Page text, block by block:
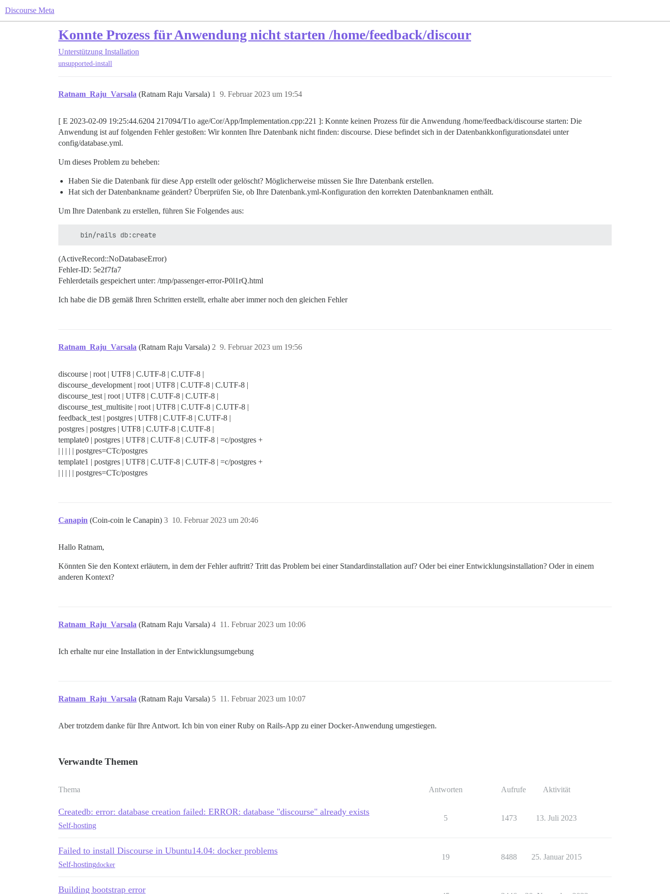
Discourse Meta
Konnte Prozess für Anwendung nicht starten /home/feedback/discour
Unterstützung Installation
unsupported-install
Ratnam_Raju_Varsala (Ratnam Raju Varsala) 9. Februar 2023 um 19:54
1
[ E 2023-02-09 19:25:44.6204 217094/T1o age/Cor/App/Implementation.cpp:221 ]: Konnte keinen Prozess für die Anwendung /home/feedback/discourse starten: Die
Anwendung ist auf folgenden Fehler gestoßen: Wir konnten Ihre Datenbank nicht finden: discourse. Diese befindet sich in der Datenbankkonfigurationsdatei unter
config/database.yml.
Um dieses Problem zu beheben:
Haben Sie die Datenbank für diese App erstellt oder gelöscht? Möglicherweise müssen Sie Ihre Datenbank erstellen.
Hat sich der Datenbankname geändert? Überprüfen Sie, ob Ihre Datenbank.yml-Konfiguration den korrekten Datenbanknamen enthält.
Um Ihre Datenbank zu erstellen, führen Sie Folgendes aus:
(ActiveRecord::NoDatabaseError)
Fehler-ID: 5e2f7fa7
Fehlerdetails gespeichert unter: /tmp/passenger-error-P0l1rQ.html
Ich habe die DB gemäß Ihren Schritten erstellt, erhalte aber immer noch den gleichen Fehler
Ratnam_Raju_Varsala (Ratnam Raju Varsala) 9. Februar 2023 um 19:56
2
discourse | root | UTF8 | C.UTF-8 | C.UTF-8 |
discourse_development | root | UTF8 | C.UTF-8 | C.UTF-8 |
discourse_test | root | UTF8 | C.UTF-8 | C.UTF-8 |
discourse_test_multisite | root | UTF8 | C.UTF-8 | C.UTF-8 |
feedback_test | postgres | UTF8 | C.UTF-8 | C.UTF-8 |
postgres | postgres | UTF8 | C.UTF-8 | C.UTF-8 |
template0 | postgres | UTF8 | C.UTF-8 | C.UTF-8 | =c/postgres +
| | | | | postgres=CTc/postgres
template1 | postgres | UTF8 | C.UTF-8 | C.UTF-8 | =c/postgres +
| | | | | postgres=CTc/postgres
Canapin (Coin-coin le Canapin) 10. Februar 2023 um 20:46
3
Hallo Ratnam,
Könnten Sie den Kontext erläutern, in dem der Fehler auftritt? Tritt das Problem bei einer Standardinstallation auf? Oder bei einer Entwicklungsinstallation? Oder in einem
anderen Kontext?
Ratnam_Raju_Varsala (Ratnam Raju Varsala) 11. Februar 2023 um 10:06
4
Ich erhalte nur eine Installation in der Entwicklungsumgebung
Ratnam_Raju_Varsala (Ratnam Raju Varsala) 11. Februar 2023 um 10:07
5
Aber trotzdem danke für Ihre Antwort. Ich bin von einer Ruby on Rails-App zu einer Docker-Anwendung umgestiegen.
Verwandte Themen
Thema Antworten Aufrufe Aktivität
Createdb: error: database creation failed: ERROR: database "discourse" already exists
Self-hosting
5 1473 13. Juli 2023
Failed to install Discourse in Ubuntu14.04: docker problems
Self-hostingdocker
19 8488 25. Januar 2015
Building bootstrap error